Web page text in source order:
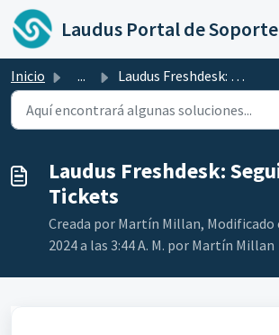
Ir al contenido principal
Laudus Portal de Soporte
Inicio ... Laudus Freshdesk: Seguimiento de Tickets
Laudus Freshdesk:
Tickets
Creada por Martín Millan, Modificado
2024 a las 3:44 A. M. por Martín Millan